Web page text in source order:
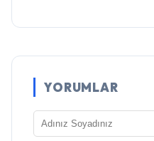
YORUMLAR